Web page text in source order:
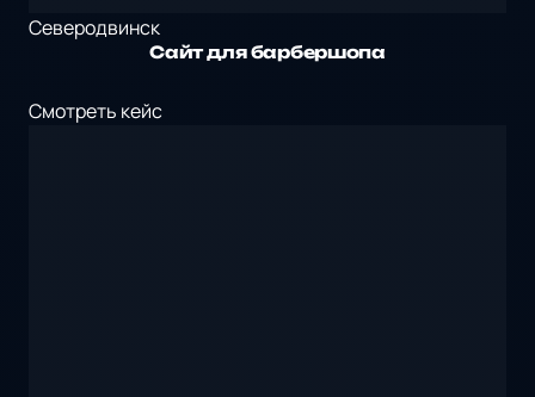
Северодвинск
Сайт для барбершопа
Смотреть кейс